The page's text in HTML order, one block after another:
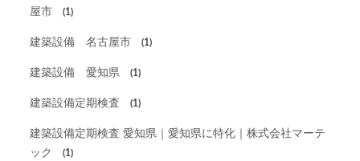
屋市
(1)
建築設備 名古屋市 (1)
建築設備 愛知県 (1)
建築設備定期検査 (1)
建築設備定期検査 愛知県｜愛知県に特化｜株式会社マーテ
ック
(1)